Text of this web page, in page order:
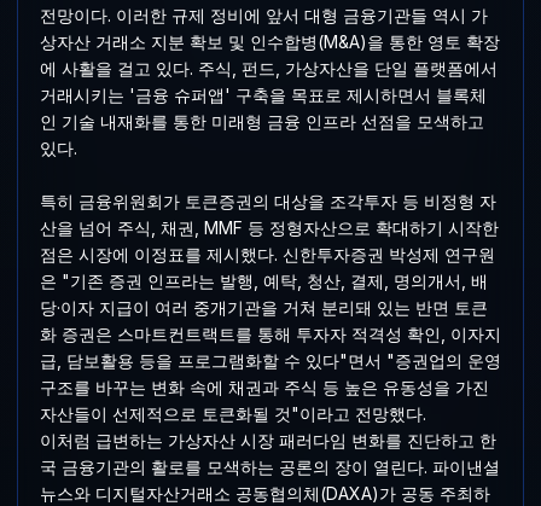
전망이다. 이러한 규제 정비에 앞서 대형 금융기관들 역시 가
상자산 거래소 지분 확보 및 인수합병(M&A)을 통한 영토 확장
에 사활을 걸고 있다. 주식, 펀드, 가상자산을 단일 플랫폼에서
거래시키는 '금융 슈퍼앱' 구축을 목표로 제시하면서 블록체
인 기술 내재화를 통한 미래형 금융 인프라 선점을 모색하고
있다.
특히 금융위원회가 토큰증권의 대상을 조각투자 등 비정형 자
산을 넘어 주식, 채권, MMF 등 정형자산으로 확대하기 시작한
점은 시장에 이정표를 제시했다. 신한투자증권 박성제 연구원
은 "기존 증권 인프라는 발행, 예탁, 청산, 결제, 명의개서, 배
당·이자 지급이 여러 중개기관을 거쳐 분리돼 있는 반면 토큰
화 증권은 스마트컨트랙트를 통해 투자자 적격성 확인, 이자지
급, 담보활용 등을 프로그램화할 수 있다"면서 "증권업의 운영
구조를 바꾸는 변화 속에 채권과 주식 등 높은 유동성을 가진
자산들이 선제적으로 토큰화될 것"이라고 전망했다.
이처럼 급변하는 가상자산 시장 패러다임 변화를 진단하고 한
국 금융기관의 활로를 모색하는 공론의 장이 열린다. 파이낸셜
뉴스와 디지털자산거래소 공동협의체(DAXA)가 공동 주최하